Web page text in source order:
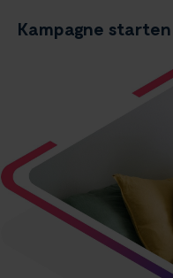
Kampagne starten